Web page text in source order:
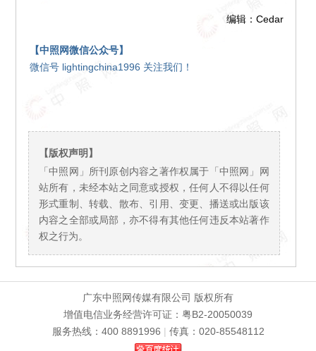
编辑：Cedar
【中照网微信公众号】
微信号 lightingchina1996 关注我们！
【版权声明】
「中照网」所刊原创内容之著作权属于「中照网」网
站所有，未经本站之同意或授权，任何人不得以任何
形式重制、转载、散布、引用、变更、播送或出版该
内容之全部或局部，亦不得有其他任何违反本站著作
权之行为。
广东中照网传媒有限公司 版权所有
增值电信业务经营许可证：粤B2-20050039
服务热线：400 8891996 | 传真：020-85548112